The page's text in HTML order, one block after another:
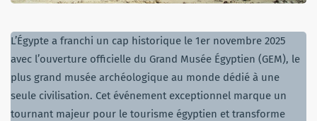
L’Égypte a franchi un cap historique le 1er novembre 2025
avec l’ouverture officielle du Grand Musée Égyptien (GEM), le
plus grand musée archéologique au monde dédié à une
seule civilisation. Cet événement exceptionnel marque un
tournant majeur pour le tourisme égyptien et transforme